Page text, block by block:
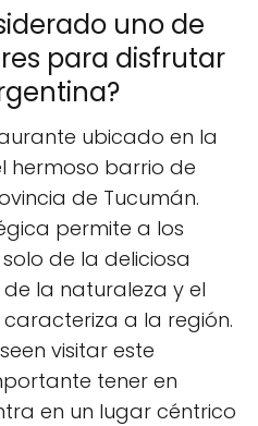
uno de
para disfrutar
ubicado en la
hermoso barrio de
de Tucumán.
permite a los
de la deliciosa
la naturaleza y el
a la región.
visitar este
tener en
en un lugar céntrico